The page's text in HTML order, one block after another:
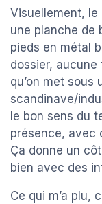
Visuellement,
une planche de
pieds en métal
dossier, aucune
qu’on met sous
scandinave/
le bon sens du
présence, avec
Ça donne un
bien avec des
Ce qui m’a plu,